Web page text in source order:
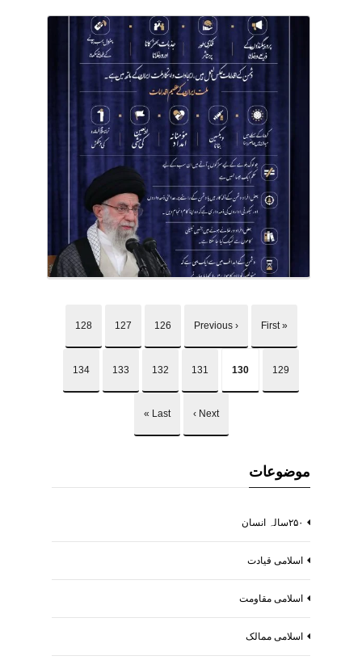
« First
‹ Previous
126
127
128
129
130
131
132
133
134
Next ›
Last »
موضوعات
۲۵۰سالہ انسان
اسلامی قیادت
اسلامی مقاومت
اسلامی ممالک